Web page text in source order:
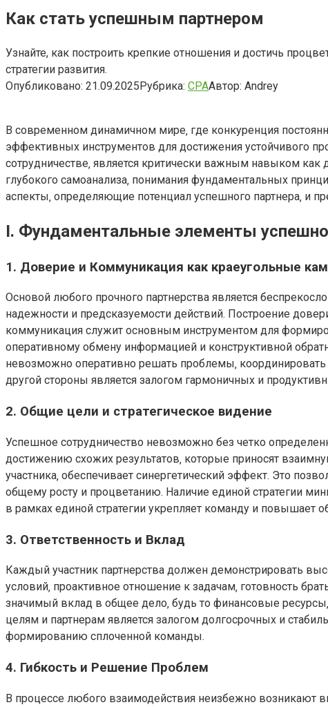
Как стать успешным партнером
Узнайте, как построить крепкие отношения и достичь
стратегии развития.
Опубликовано: 21.09.2025Рубрика: CPAАвтор: Andrey
В современном динамичном мире‚ где конкуренция
эффективных инструментов для достижения устойчивого
сотрудничестве‚ является критически важным навыком
глубокого самоанализа‚ понимания фундаментальных
аспекты‚ определяющие потенциал успешного партнера‚ и
I. Фундаментальные элементы
1. Доверие и Коммуникация как краеугольные
Основой любого прочного партнерства является
надежности и предсказуемости действий. Построение
коммуникация служит основным инструментом для
оперативному обмену информацией и конструктивной
невозможно оперативно решать проблемы‚
другой стороны является залогом гармоничных и
2. Общие цели и стратегическое видение
Успешное сотрудничество невозможно без четко
достижению схожих результатов‚ которые приносят
участника‚ обеспечивает синергетический эффект. Это
общему росту и процветанию. Наличие единой стратегии
в рамках единой стратегии укрепляет команду и повышает
3. Ответственность и Вклад
Каждый участник партнерства должен демонстрировать
условий‚ проактивное отношение к задачам‚ готовность
значимый вклад в общее дело‚ будь то финансовые
целям и партнерам является залогом долгосрочных и
формированию сплоченной команды.
4. Гибкость и Решение Проблем
В процессе любого взаимодействия неизбежно возникают